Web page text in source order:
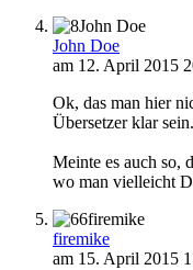
John Doe
John Doe
am 12. April 2015
Ok, das man hier
Übersetzer klar
Meinte es auch so,
wo man vielleicht
firemike
firemike
am 15. April 2015